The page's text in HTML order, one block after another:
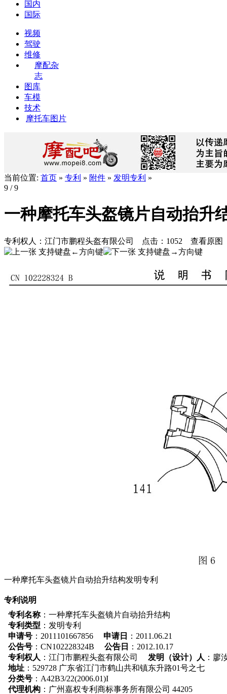
国内
国际
视频
驾驶
维修
摩配杂
志
图库
车模
技术
摩托车图片
当前位置: 首页 » 专利 » 附件 » 发明专利 »
9 / 9
一种摩托车头盔镜片自动抬升
专利权人： 江门市鹏程头盔有限公司 点击： 1052 查看原图
一种摩托车头盔镜片自动抬升结构发明专利
专利说明
专利名称：一种摩托车头盔镜片自动抬升结构
专利类型 ：发明专利
申请号 ：2011101667856 申请日
：2011.06.21
公告号 ：CN102228324B 公告日
：2012.10.17
专利权人 ：江门市鹏程头盔有限公司 发明（设计）人 ：廖
地址 ：529728 广东省江门市鹤山共和镇东升路01号之七
分类号 ：A42B3/22(2006.01)I
代理机构 ：广州嘉权专利商标事务所有限公司 44205